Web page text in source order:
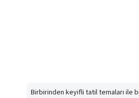
Birbirinden keyifli tatil temaları ile